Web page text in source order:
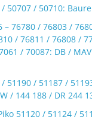
50707 / 50710:
– 76780 / 76803 /
/ 76811 / 76808 /
/ 70087: DB / MAV
51190 / 51187 /
/ 144 188 / DR 244
51120 / 51124 /